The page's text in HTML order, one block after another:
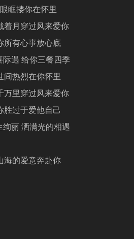
眶搂你在怀里
着月穿过风来爱你
所有心事放心底
际遇 给你三餐四季
间热烈在你怀里
万里穿过风来爱你
胜过于爱他自己
绚丽 洒满光的相遇
海的爱意奔赴你